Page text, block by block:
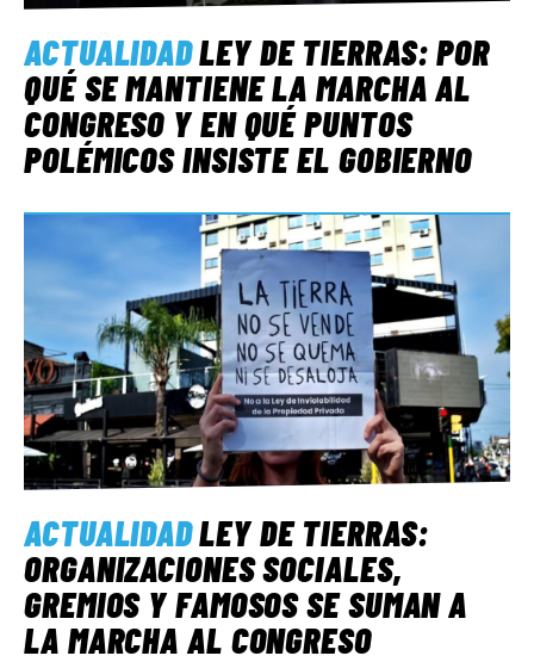
ACTUALIDADLEY DE TIERRAS: POR
QUÉ SE MANTIENE LA MARCHA AL
CONGRESO Y EN QUÉ PUNTOS
POLÉMICOS INSISTE EL GOBIERNO
ACTUALIDADLEY DE TIERRAS:
ORGANIZACIONES SOCIALES,
GREMIOS Y FAMOSOS SE SUMAN A
LA MARCHA AL CONGRESO